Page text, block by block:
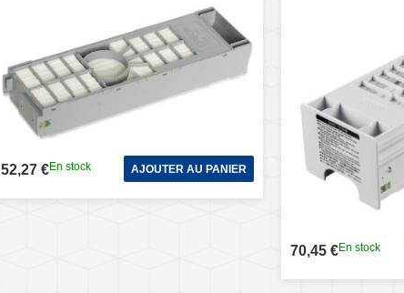
52,27 €En stock AJOUTER AU PANIER
70,45 €En stock